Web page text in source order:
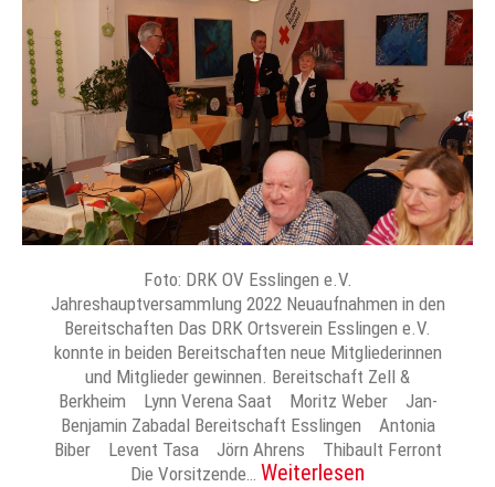
Foto: DRK OV Esslingen e.V.
Jahreshauptversammlung 2022 Neuaufnahmen in den
Bereitschaften Das DRK Ortsverein Esslingen e.V.
konnte in beiden Bereitschaften neue Mitgliederinnen
und Mitglieder gewinnen. Bereitschaft Zell &
Berkheim Lynn Verena Saat Moritz Weber Jan-
Benjamin Zabadal Bereitschaft Esslingen Antonia
Biber Levent Tasa Jörn Ahrens Thibault Ferront
Die Vorsitzende… Weiterlesen